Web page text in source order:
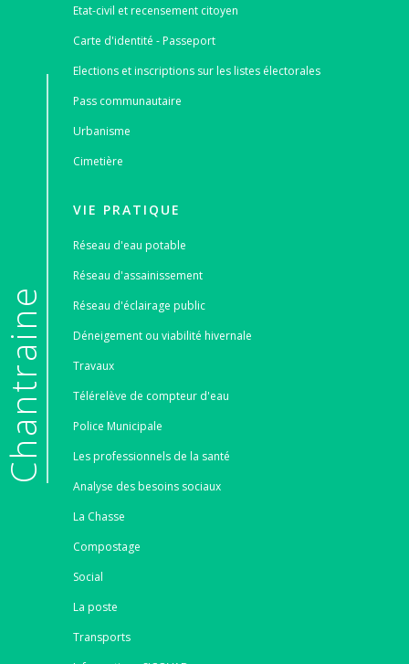
e
Etat-civil et recensement citoyen
Carte d'identité - Passeport
Elections et inscriptions sur les listes électorales
Pass communautaire
Urbanisme
Cimetière
VIE PRATIQUE
Réseau d'eau potable
Réseau d'assainissement
Réseau d'éclairage public
Déneigement ou viabilité hivernale
Travaux
Télérelève de compteur d'eau
Police Municipale
Les professionnels de la santé
Analyse des besoins sociaux
La Chasse
Compostage
Social
La poste
Transports